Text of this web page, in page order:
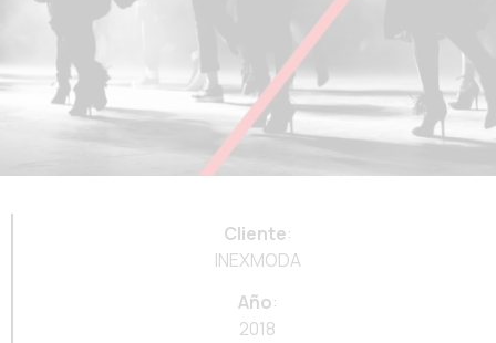
Cliente:
INEXMODA
Año:
2018